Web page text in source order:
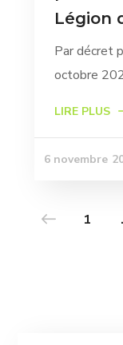
Légion
Par décret
octobre
LIRE PLUS
6 novembre
1